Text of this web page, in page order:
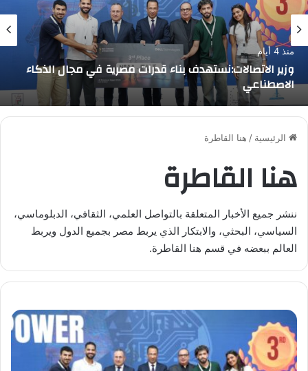
منذ 4 أيام
وزير الاتصالات:نستهدف بناء قدرات مصرية في مجال الذكاء
الاصطناعي
الرئيسية / هنا القاطرة
هنا القاطرة
ننشر جميع الأخبار المتعلقة بالتواصل العلمي، الثقافي، الدبلوماسي،
السياسي، البحثي، والابتكار الذي يربط مصر بجميع الدول ويربط
العالم ببعضه في قسم هنا القاطرة.